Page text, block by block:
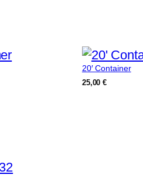
20′ Container
25,00€